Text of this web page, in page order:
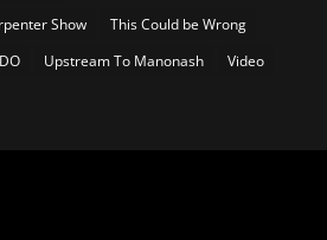
Show
This Could be Wrong
Upstream To Manonash Video